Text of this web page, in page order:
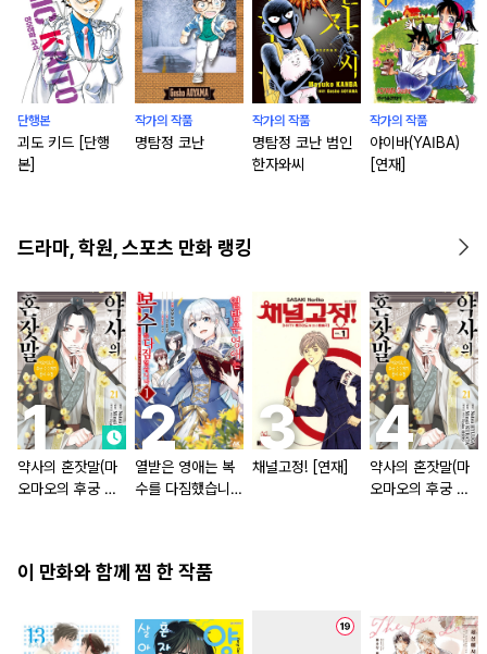
단행본
괴도 키드 [단행
본]
작가의 작품
명탐정 코난
작가의 작품
명탐정 코난 범인
한자와씨
작가의 작품
야이바(YAIBA)
[연재]
드라마, 학원, 스포츠 만화 랭킹
약사의 혼잣말(마
오마오의 후궁 수
열받은 영애는 복
수를 다짐했습니다
채널고정! [연재]
약사의 혼잣말(마
오마오의 후궁 수
이 만화와 함께 찜 한 작품